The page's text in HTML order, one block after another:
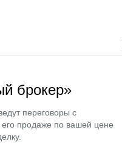
брокер»
переговоры с
продаже по вашей цене